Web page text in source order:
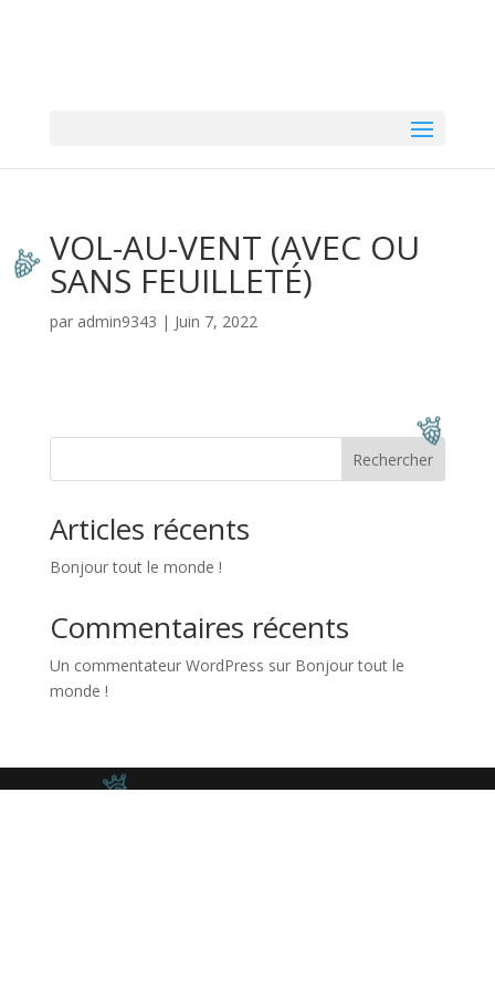
VOL-AU-VENT (AVEC OU
SANS FEUILLETÉ)
par admin9343 | Juin 7, 2022
Rechercher
Articles récents
Bonjour tout le monde !
Commentaires récents
Un commentateur WordPress sur Bonjour tout le
monde !